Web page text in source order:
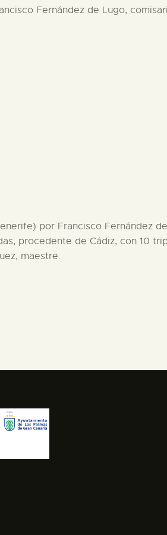
Fernández de Lugo,
por Francisco Fernández
procedente de Cádiz, con 10
maestre.